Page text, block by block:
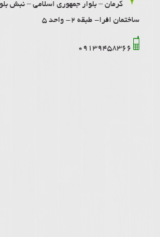
کرمان – بلوار جمهوری اسلامی – نبش
ساختمان افرا- طبقه 2- واحد 5
09139458366